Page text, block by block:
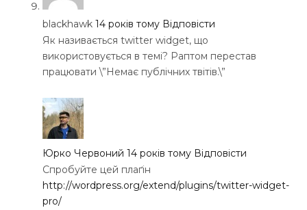
blackhawk 14 років тому Відповісти
Як називається twitter widget, що
використовується в темі? Раптом перестав
працювати \”Немає публічних твітів.\”
Юрко Червоний 14 років тому Відповісти
Спробуйте цей плаґін
http://wordpress.org/extend/plugins/twitter-widget-
pro/